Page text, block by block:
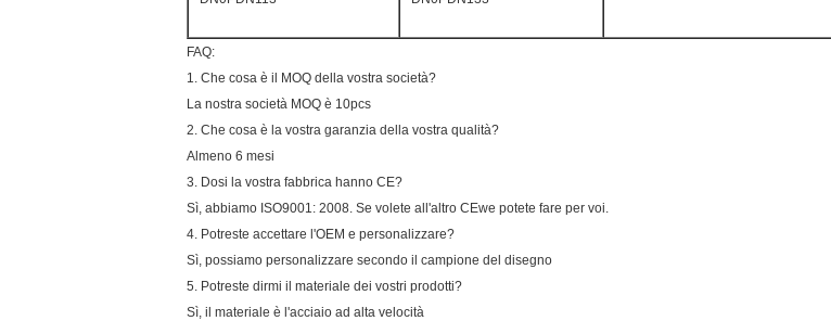
FAQ:
1. Che cosa è il MOQ della vostra società?
La nostra società MOQ è 10pcs
2. Che cosa è la vostra garanzia della vostra qualità?
Almeno 6 mesi
3. Dosi la vostra fabbrica hanno CE?
Sì, abbiamo ISO9001: 2008. Se volete all'altro CEwe potete fare per voi.
4. Potreste accettare l'OEM e personalizzare?
Sì, possiamo personalizzare secondo il campione del disegno
5. Potreste dirmi il materiale dei vostri prodotti?
Sì, il materiale è l'acciaio ad alta velocità